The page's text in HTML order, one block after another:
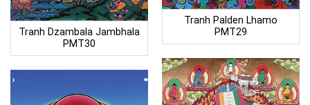
Tranh Palden Lhamo
PMT29
Tranh Dzambala Jambhala
PMT30